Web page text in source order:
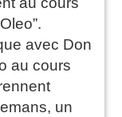
avec Don
au cours
un